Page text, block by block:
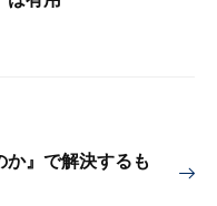
か』で解決するも